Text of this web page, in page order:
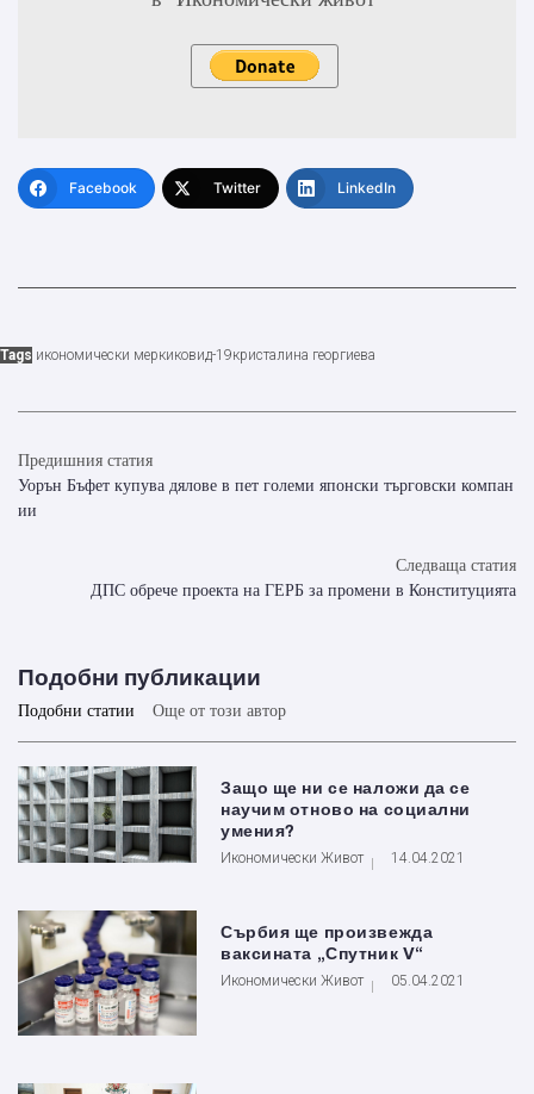
Facebook Twitter LinkedIn
Tags икономически меркиковид-19кристалина георгиева
Предишния статия
Уорън Бъфет купува дялове в пет големи японски търговски компан
ии
Следваща статия
ДПС обрече проекта на ГЕРБ за промени в Конституцията
Подобни публикации
Подобни статии Още от този автор
Защо ще ни се наложи да се
научим отново на социални
умения?
Икономически Живот 14.04.2021
Сърбия ще произвежда
ваксината „Спутник V“
Икономически Живот 05.04.2021